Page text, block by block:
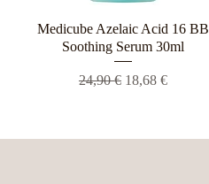
Γρήγορη προβολή
Medicube Azelaic Acid 16 BB
Soothing Serum 30ml
Κανονική τιμή
24,90 € Τιμή Έκπτωσης
18,68 €